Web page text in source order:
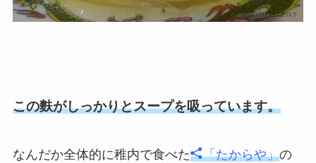
この麩がしっかりとスープを吸っています。
なんだか全体的に稚内で食べた 「たからや」の